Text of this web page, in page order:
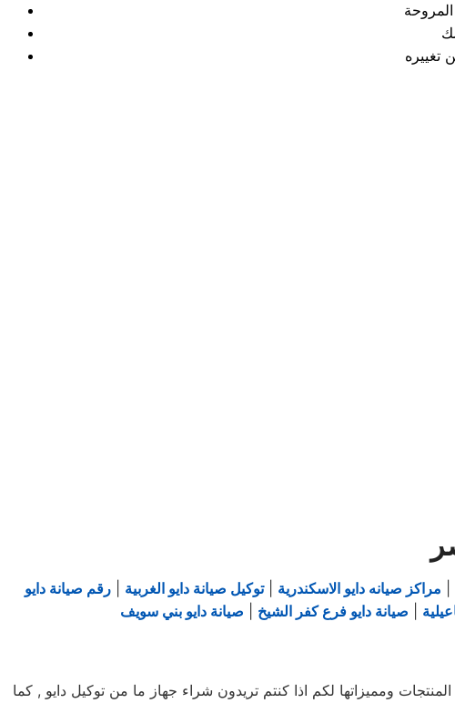
مراكز صيانه دايو الاسكندرية |توكيل صيانة دايو الغربية
رقم صيانة دايو
صيانة دايو فرع كفر الشيخ صيانة دايو بني سويف
ومميزاتها لكم اذا كنتم تريدون شراء جهاز ما من توكيل دايو , كما